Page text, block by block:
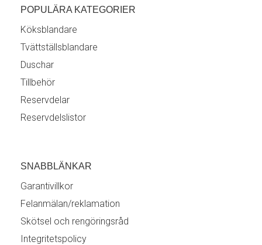
POPULÄRA KATEGORIER
Köksblandare
Tvättställsblandare
Duschar
Tillbehör
Reservdelar
Reservdelslistor
SNABBLÄNKAR
Garantivillkor
Felanmälan/reklamation
Skötsel och rengöringsråd
Integritetspolicy